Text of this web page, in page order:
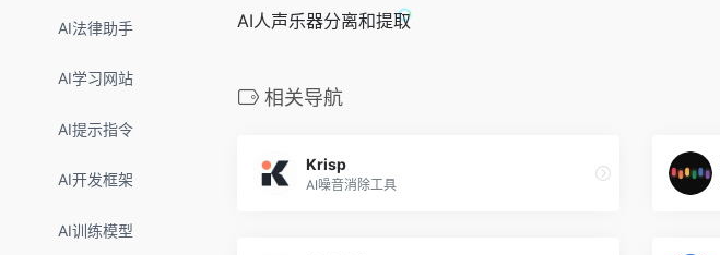
AI法律助手
AI学习网站
AI提示指令
AI开发框架
AI训练模型
AI人声乐器分离和提取
相关导航
Krisp
AI噪音消除工具